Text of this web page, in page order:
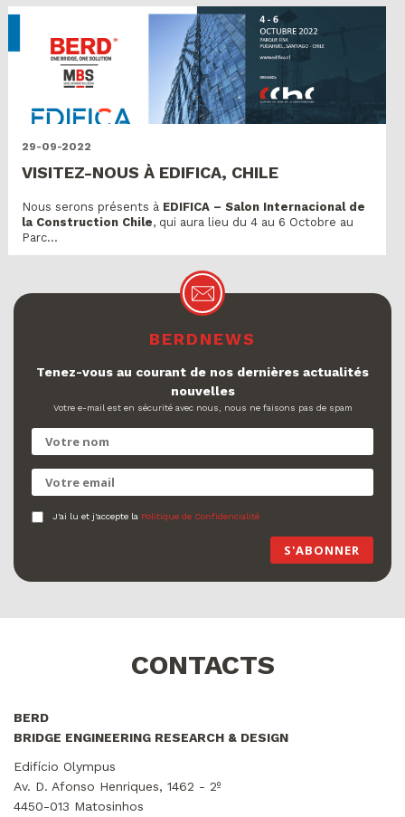
29-09-2022
VISITEZ-NOUS À EDIFICA, CHILE
Nous serons présents à EDIFICA – Salon Internacional de
la Construction Chile, qui aura lieu du 4 au 6 Octobre au
Parc...
BERDNEWS
Tenez-vous au courant de nos dernières actualités
nouvelles
Votre e-mail est en sécurité avec nous, nous ne faisons pas de spam
J'ai lu et j'accepte la Politique de Confidencialité
S'ABONNER
CONTACTS
BERD
BRIDGE ENGINEERING RESEARCH & DESIGN
Edifício Olympus
Av. D. Afonso Henriques, 1462 - 2º
4450-013 Matosinhos